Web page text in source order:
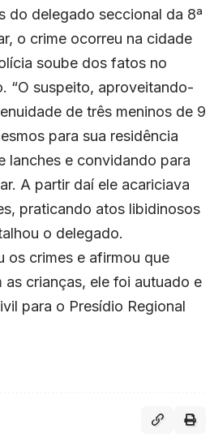
do delegado seccional da 8ª
o crime ocorreu na cidade
soube dos fatos no
“O suspeito, aproveitando-
de três meninos de 9
para sua residência
lanches e convidando para
A partir daí ele acariciava
praticando atos libidinosos
o delegado.
os crimes e afirmou que
as crianças, ele foi autuado e
para o Presídio Regional